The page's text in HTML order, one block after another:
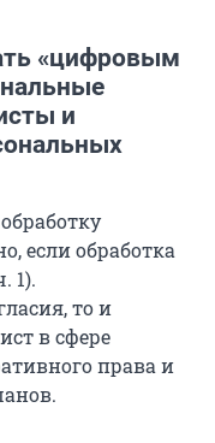
«цифровым
и
если обработка
1).
то и
в сфере
права и